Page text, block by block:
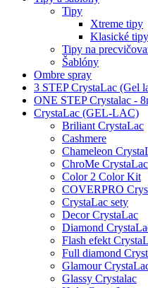
Tipy
Xtreme tipy
Klasické tipy
Tipy na
Šablóny
Ombre spray
3 STEP CrystaLac (Gel
ONE STEP Crystalac -
CrystaLac (GEL-LAC)
Briliant CrystaLac
Cashmere
Chameleon
ChroMe CrystaLac
Color 2 Color Kit
COVERPRO
CrystaLac sety
Decor CrystaLac
Diamond
Flash efekt
Full diamond
Glamour
Glassy Crystalac